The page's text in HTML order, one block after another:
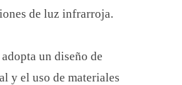
de luz infrarroja.
un diseño de
y el uso de materiales